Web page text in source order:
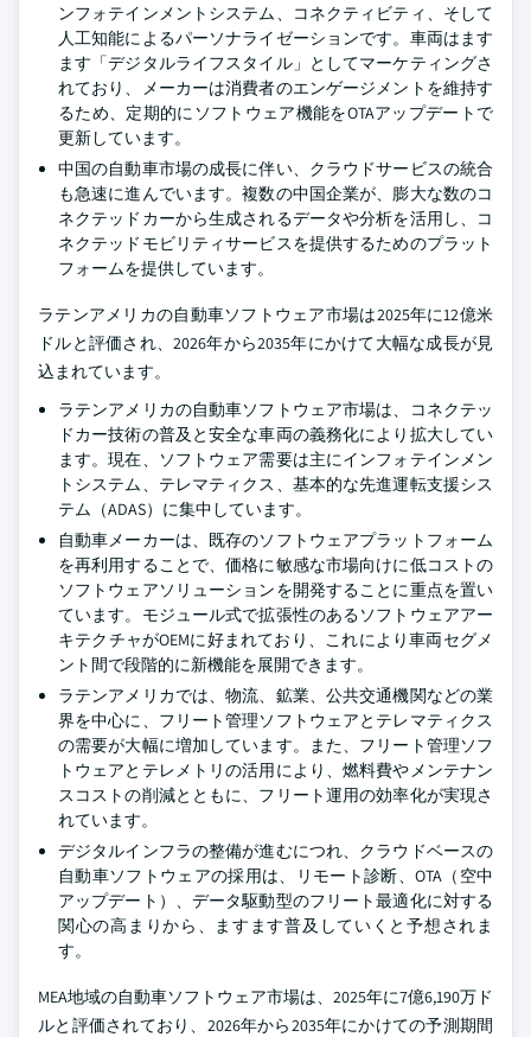
ンフォテインメントシステム、コネクティビティ、そして
人工知能によるパーソナライゼーションです。車両はます
ます「デジタルライフスタイル」としてマーケティングさ
れており、メーカーは消費者のエンゲージメントを維持す
るため、定期的にソフトウェア機能をOTAアップデートで
更新しています。
中国の自動車市場の成長に伴い、クラウドサービスの統合
も急速に進んでいます。複数の中国企業が、膨大な数のコ
ネクテッドカーから生成されるデータや分析を活用し、コ
ネクテッドモビリティサービスを提供するためのプラット
フォームを提供しています。
ラテンアメリカの自動車ソフトウェア市場は2025年に12億米
ドルと評価され、2026年から2035年にかけて大幅な成長が見
込まれています。
ラテンアメリカの自動車ソフトウェア市場は、コネクテッ
ドカー技術の普及と安全な車両の義務化により拡大してい
ます。現在、ソフトウェア需要は主にインフォテインメン
トシステム、テレマティクス、基本的な先進運転支援シス
テム（ADAS）に集中しています。
自動車メーカーは、既存のソフトウェアプラットフォーム
を再利用することで、価格に敏感な市場向けに低コストの
ソフトウェアソリューションを開発することに重点を置い
ています。モジュール式で拡張性のあるソフトウェアアー
キテクチャがOEMに好まれており、これにより車両セグメ
ント間で段階的に新機能を展開できます。
ラテンアメリカでは、物流、鉱業、公共交通機関などの業
界を中心に、フリート管理ソフトウェアとテレマティクス
の需要が大幅に増加しています。また、フリート管理ソフ
トウェアとテレメトリの活用により、燃料費やメンテナン
スコストの削減とともに、フリート運用の効率化が実現さ
れています。
デジタルインフラの整備が進むにつれ、クラウドベースの
自動車ソフトウェアの採用は、リモート診断、OTA（空中
アップデート）、データ駆動型のフリート最適化に対する
関心の高まりから、ますます普及していくと予想されま
す。
MEA地域の自動車ソフトウェア市場は、2025年に7億6,190万ド
ルと評価されており、2026年から2035年にかけての予測期間